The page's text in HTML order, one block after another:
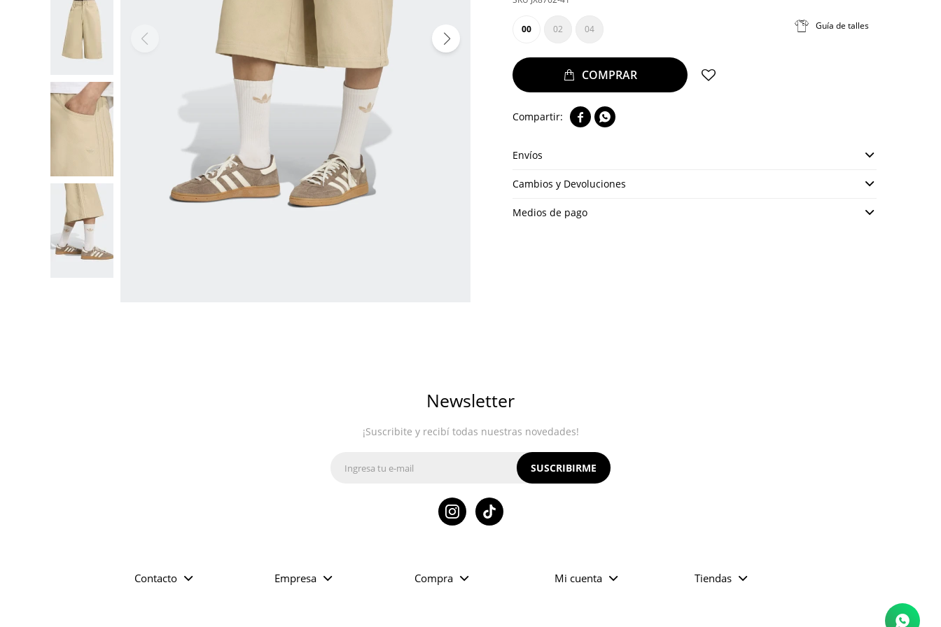
00 02 04 Guía de talles
 
Envíos
Cambios y Devoluciones
Medios de pago
Contacto Empresa Compra Mi cuenta Tiendas
Newsletter
¡Suscribite y recibí todas nuestras novedades!
SUSCRIBIRME
